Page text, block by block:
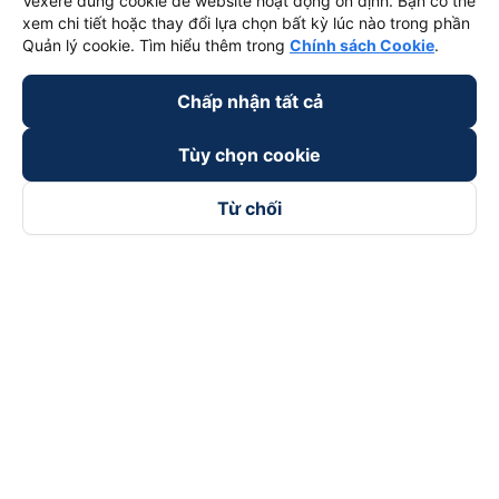
xem chi tiết hoặc thay đổi lựa chọn bất kỳ lúc nào trong phần
Quản lý cookie. Tìm hiểu thêm trong Chính sách Cookie.
Chấp nhận tất cả
Tùy chọn cookie
Từ chối